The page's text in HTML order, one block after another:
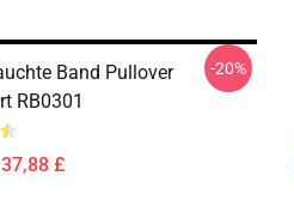
Band Pullover
RB0301
£
-20%